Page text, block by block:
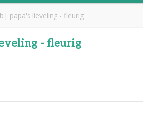
papa's lieveling - fleurig
- fleurig